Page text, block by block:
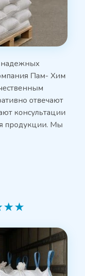
надежных
Пам- Хим
отвечают
консультации
продукции. Мы
★★